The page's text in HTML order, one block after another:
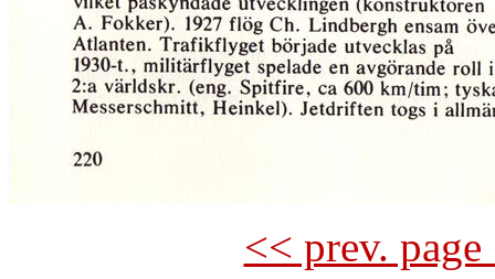
<< prev.